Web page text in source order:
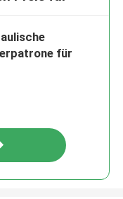
für